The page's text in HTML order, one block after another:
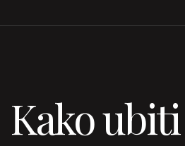
Kako